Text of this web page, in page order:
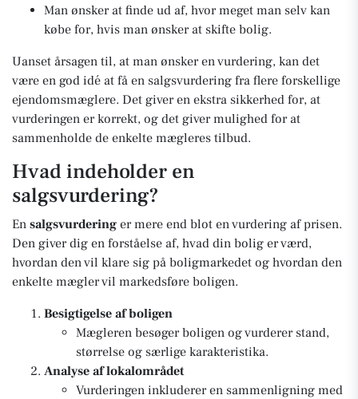
Man ønsker at finde ud af, hvor meget man selv kan
købe for, hvis man ønsker at skifte bolig.
Uanset årsagen til, at man ønsker en vurdering, kan det
være en god idé at få en salgsvurdering fra flere forskellige
ejendomsmæglere. Det giver en ekstra sikkerhed for, at
vurderingen er korrekt, og det giver mulighed for at
sammenholde de enkelte mægleres tilbud.
Hvad indeholder en
salgsvurdering?
En salgsvurdering er mere end blot en vurdering af prisen.
Den giver dig en forståelse af, hvad din bolig er værd,
hvordan den vil klare sig på boligmarkedet og hvordan den
enkelte mægler vil markedsføre boligen.
Besigtigelse af boligen
Mægleren besøger boligen og vurderer stand,
størrelse og særlige karakteristika.
Analyse af lokalområdet
Vurderingen inkluderer en sammenligning med